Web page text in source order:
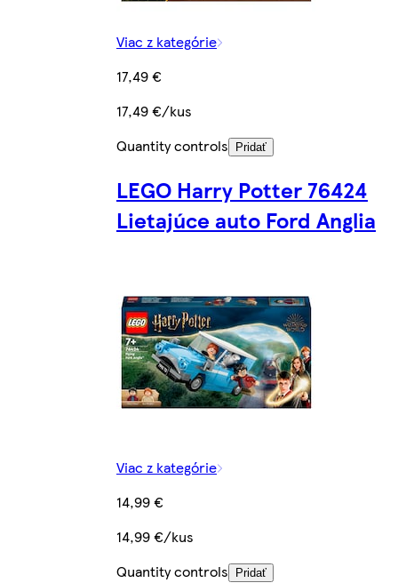
Viac z kategórie
17,49 €
17,49 €/kus
Quantity controls
Pridať
LEGO Harry Potter 76424
Lietajúce auto Ford Anglia
Viac z kategórie
14,99 €
14,99 €/kus
Quantity controls
Pridať